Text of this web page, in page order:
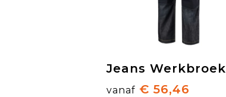
Jeans Werkbroek
vanaf € 56,46